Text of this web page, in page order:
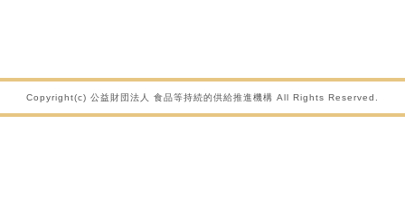
Copyright(c) 公益財団法人 食品等持続的供給推進機構 All Rights Reserved.